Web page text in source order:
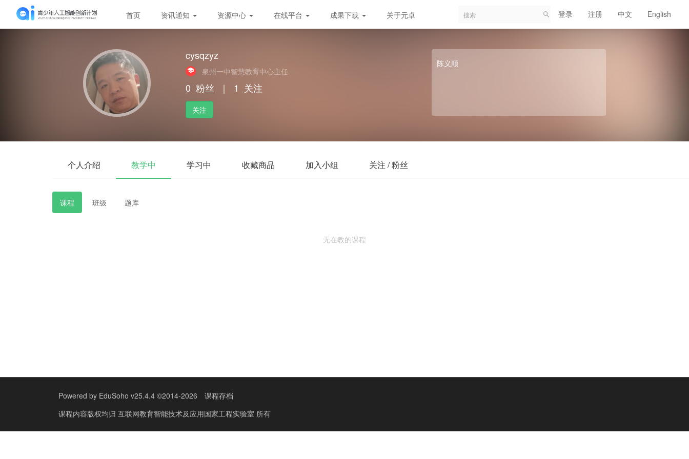
首页 资讯通知 资源中心 在线平台 成果下载 关于元卓 登录 注册 中文 English
cysqzyz
泉州一中智慧教育中心主任
0 粉丝 ｜ 1 关注
关注
陈义顺
个人介绍 教学中 学习中 收藏商品 加入小组 关注 / 粉丝
课程 班级 题库
无在教的课程
Powered by EduSoho v25.4.4 ©2014-2026
课程存档
课程内容版权均归 互联网教育智能技术及应用国家工程实验室 所有